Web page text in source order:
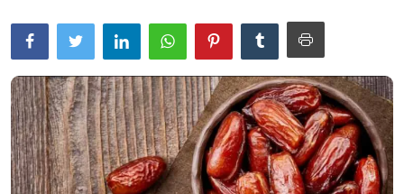
KOSOVA
LAJME NGA BOTA
SHOWBIZ
SPORT
SHENDETI